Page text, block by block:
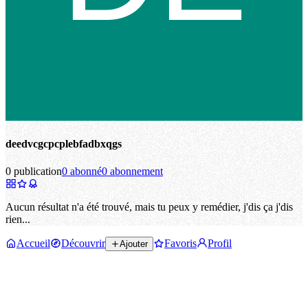
deedvcgcpcplebfadbxqgs
0 publication0 abonné0 abonnement
Aucun résultat n'a été trouvé, mais tu peux y remédier, j'dis ça j'dis
rien...
Accueil Découvrir Ajouter Favoris Profil